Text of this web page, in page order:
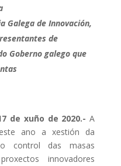
Galega de Innovación,
de
Goberno galego que
de xuño de 2020.- A
ano a xestión da
control das masas
innovadores